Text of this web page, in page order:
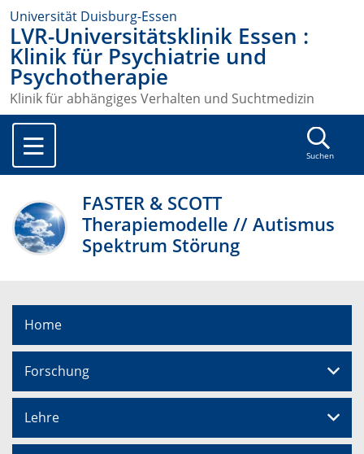
Universität Duisburg-Essen
LVR-Universitätsklinik Essen :
Klinik für Psychiatrie und
Psychotherapie
Klinik für abhängiges Verhalten und Suchtmedizin
Suchen
FASTER & SCOTT
Therapiemodelle // Autismus
Spektrum Störung
Home
Forschung
Lehre